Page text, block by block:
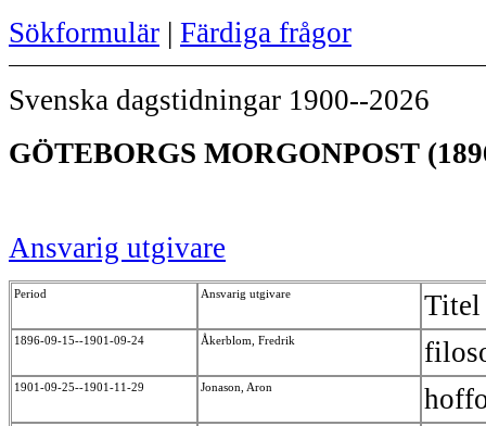
Sökformulär | Färdiga frågor
Svenska dagstidningar 1900--2026
GÖTEBORGS MORGONPOST
Ansvarig utgivare
Period Ansvarig utgivare Titel
1896-09-15--1901-09-24 Åkerblom, Fredrik
1901-09-25--1901-11-29 Jonason, Aron